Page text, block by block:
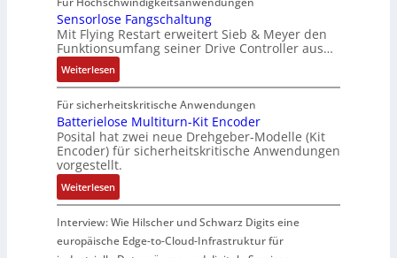
a
n
d
s
V
D
M
E
e
k
t
ä
t
i
g
e
n
J
a
h
r
e
s
z
i
m
p
w
e
r
k
z
e
u
g
e
o
r
ü
b
e
r
w
a
c
h
t
t
h
e
r
l
e
m
i
t
2
0
u
n
d
4
0
A
C
N
t
t
e
i
l
r
h
Sensorlose Fangschaltung
Mit Flying Restart erweitert Sieb & Meyer den
Funktionsumfang seiner Drive Controller aus…
Weiterlesen:
S
e
n
s
o
r
l
o
s
e
F
Für sicherheitskritische Anwendungen
Batterielose Multiturn-Kit Encoder
Posital hat zwei neue Drehgeber-Modelle (Kit
Encoder) für sicherheitskritische Anwendungen
vorgestellt.
Weiterlesen:
B
a
Interview: Wie Hilscher und Schwarz Digits eine
europäische Edge-to-Cloud-Infrastruktur für